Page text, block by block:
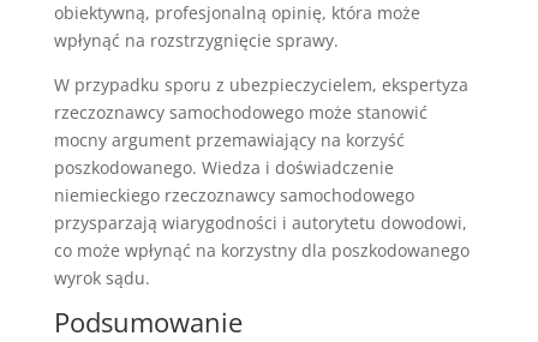
obiektywną, profesjonalną opinię, która może
wpłynąć na rozstrzygnięcie sprawy.
W przypadku sporu z ubezpieczycielem, ekspertyza
rzeczoznawcy samochodowego może stanowić
mocny argument przemawiający na korzyść
poszkodowanego. Wiedza i doświadczenie
niemieckiego rzeczoznawcy samochodowego
przysparzają wiarygodności i autorytetu dowodowi,
co może wpłynąć na korzystny dla poszkodowanego
wyrok sądu.
Podsumowanie